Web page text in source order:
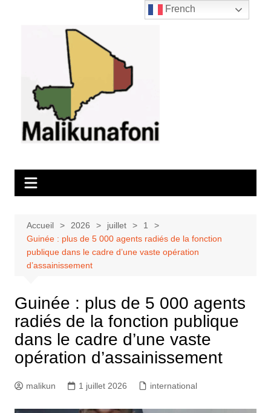
Accueil 2026 juillet
1
Guinée : plus de 5 000 agents radiés de la fonction
publique dans le cadre d’une vaste opération
d’assainissement
Guinée : plus de 5 000 agents
radiés de la fonction publique
dans le cadre d’une vaste
opération d’assainissement
malikun 1 juillet 2026 international
French